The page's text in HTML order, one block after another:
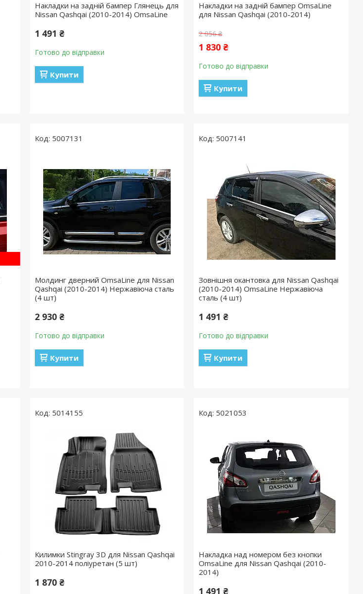
Накладки на задній бампер Глянець для
Nissan Qashqai (2010-2014) OmsaLine
1 491 ₴
Готово до відправки
Купити
Накладки на задній бампер OmsaLine
для Nissan Qashqai (2010-2014)
2 056 ₴
1 830 ₴
Готово до відправки
Купити
5007131
Молдинг дверний OmsaLine для Nissan
Qashqai (2010-2014) Нержавіюча сталь
(4 шт)
2 930 ₴
Готово до відправки
Купити
5007141
Зовнішня окантовка для Nissan Qashqai
(2010-2014) OmsaLine Нержавіюча
сталь (4 шт)
1 491 ₴
Готово до відправки
Купити
5014155
Килимки Stingray 3D для Nissan Qashqai
2010-2014 поліуретан (5 шт)
1 870 ₴
5021053
Накладка над номером без кнопки
OmsaLine для Nissan Qashqai (2010-
2014)
1 491 ₴